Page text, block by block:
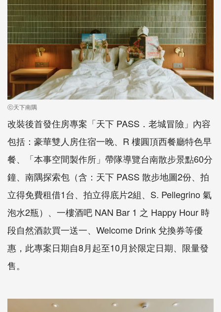
ⓒ天下南隅
改裝後首發住房專案「天下 PASS．老城冒險」內容
包括：豪華雙人房住宿一晚、R 樓圓頂西餐廳特色早
餐、「本事空間製作所」帶隊導覽台南散步景點60分
鐘、南隅探索包（含：天下 PASS 散步地圖2份、拍
立得免費租借1台、拍立得底片2組、S. Pellegrino 氣
泡水2瓶）、一樓酒吧 NAN Bar 1 之 Happy Hour 時
段自然酒款買一送一、Welcome Drink 兌換券等優
惠，此專案日期自8月起至10月於限定日期、限量發
售。